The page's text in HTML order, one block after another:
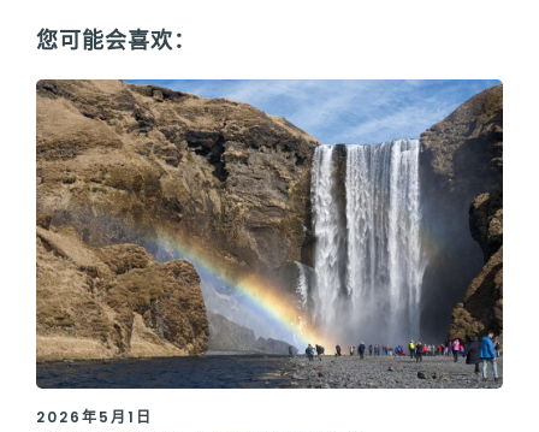
您可能会喜欢：
2026年5月1日